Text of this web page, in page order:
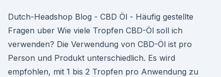
Dutch-Headshop Blog - CBD Öl - Häufig gestellte
Fragen uber Wie viele Tropfen CBD-Öl soll ich
verwenden? Die Verwendung von CBD-Öl ist pro
Person und Produkt unterschiedlich. Es wird
empfohlen, mit 1 bis 2 Tropfen pro Anwendung zu